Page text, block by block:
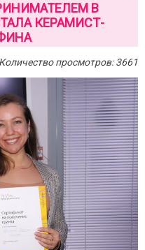
В
КЕРАМИСТ-
Количество просмотров: 3661